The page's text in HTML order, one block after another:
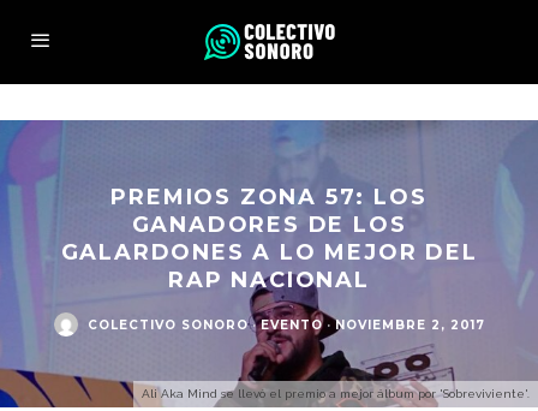
Ali Aka Mind se llevó el premio a mejor álbum por 'Sobreviviente'.
PREMIOS ZONA 57: LOS
GANADORES DE LOS
GALARDONES A LO MEJOR DEL
RAP NACIONAL
COLECTIVO SONORO · EVENTO · NOVIEMBRE 2, 2017